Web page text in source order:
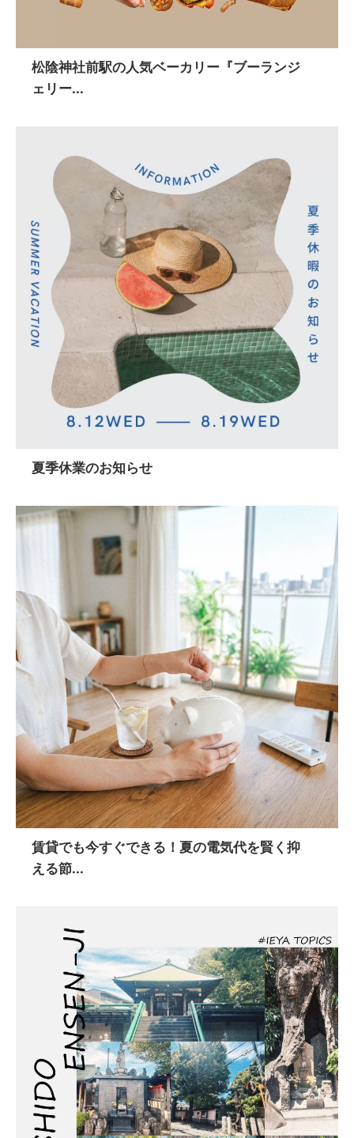
松陰神社前駅の人気ベーカリー『ブーランジ
ェリー...
夏季休業のお知らせ
賃貸でも今すぐできる！夏の電気代を賢く抑
える節...